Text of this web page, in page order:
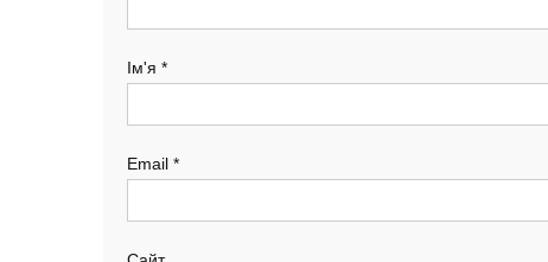
Ім'я *
Email *